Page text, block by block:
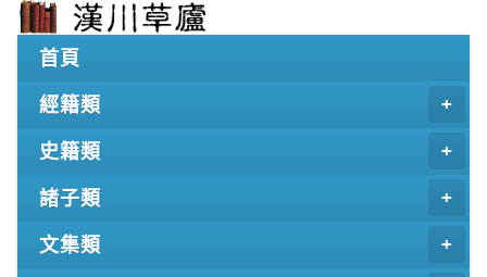
首頁
經籍類
史籍類
諸子類
文集類